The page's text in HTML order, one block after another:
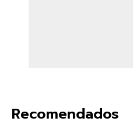
Recomendados